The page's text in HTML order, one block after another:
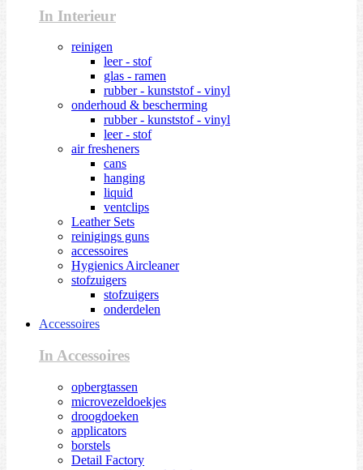
In Interieur
reinigen
leer - stof
glas - ramen
rubber - kunststof - vinyl
onderhoud & bescherming
rubber - kunststof - vinyl
leer - stof
air fresheners
cans
hanging
liquid
ventclips
Leather Sets
reinigings guns
accessoires
Hygienics Aircleaner
stofzuigers
stofzuigers
onderdelen
Accessoires
In Accessoires
opbergtassen
microvezeldoekjes
droogdoeken
applicators
borstels
Detail Factory